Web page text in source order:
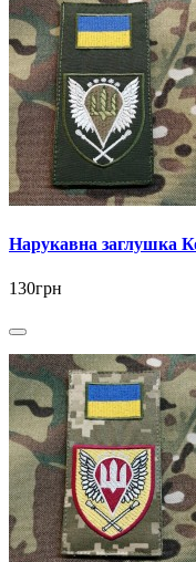
Нарукавна заглушка
130грн